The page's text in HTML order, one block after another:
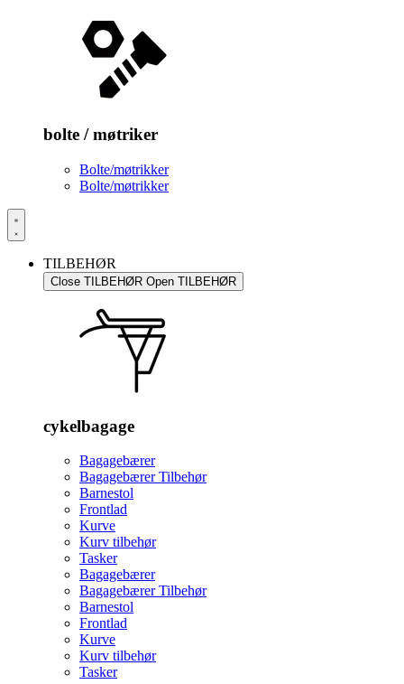
bolte / møtriker
Bolte/møtrikker
Bolte/møtrikker
TILBEHØR
Close TILBEHØR Open TILBEHØR
cykelbagage
Bagagebærer
Bagagebærer Tilbehør
Barnestol
Frontlad
Kurve
Kurv tilbehør
Tasker
Bagagebærer
Bagagebærer Tilbehør
Barnestol
Frontlad
Kurve
Kurv tilbehør
Tasker